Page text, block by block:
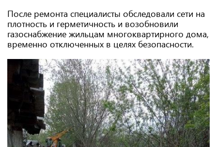
После ремонта специалисты обследовали сети на
плотность и герметичность и возобновили
газоснабжение жильцам многоквартирного дома,
временно отключенных в целях безопасности.